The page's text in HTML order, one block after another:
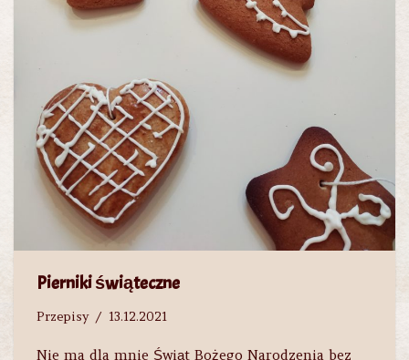
Pierniki świąteczne
Przepisy 13.12.2021
Nie ma dla mnie Świąt Bożego Narodzenia bez